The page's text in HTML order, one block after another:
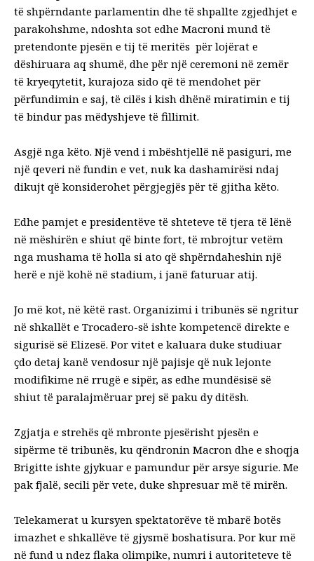
të shpërndante parlamentin dhe të shpallte zgjedhjet e
parakohshme, ndoshta sot edhe Macroni mund të
pretendonte pjesën e tij të meritës për lojërat e
dëshiruara aq shumë, dhe për një ceremoni në zemër
të kryeqytetit, kurajoza sido që të mendohet për
përfundimin e saj, të cilës i kish dhënë miratimin e tij
të bindur pas mëdyshjeve të fillimit.
Asgjë nga këto. Një vend i mbështjellë në pasiguri, me
një qeveri në fundin e vet, nuk ka dashamirësi ndaj
dikujt që konsiderohet përgjegjës për të gjitha këto.
Edhe pamjet e presidentëve të shteteve të tjera të lënë
në mëshirën e shiut që binte fort, të mbrojtur vetëm
nga mushama të holla si ato që shpërndaheshin një
herë e një kohë në stadium, i janë faturuar atij.
Jo më kot, në këtë rast. Organizimi i tribunës së ngritur
në shkallët e Trocadero-së ishte kompetencë direkte e
sigurisë së Elizesë. Por vitet e kaluara duke studiuar
çdo detaj kanë vendosur një pajisje që nuk lejonte
modifikime në rrugë e sipër, as edhe mundësisë së
shiut të paralajmëruar prej së paku dy ditësh.
Zgjatja e strehës që mbronte pjesërisht pjesën e
sipërme të tribunës, ku qëndronin Macron dhe e shoqja
Brigitte ishte gjykuar e pamundur për arsye sigurie. Me
pak fjalë, secili për vete, duke shpresuar më të mirën.
Telekamerat u kursyen spektatorëve të mbarë botës
imazhet e shkallëve të gjysmë boshatisura. Por kur më
në fund u ndez flaka olimpike, numri i autoriteteve të